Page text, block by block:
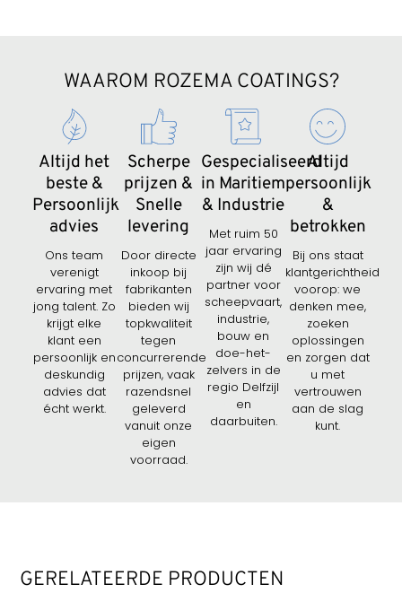
WAAROM ROZEMA COATINGS?
Altijd het
beste &
Persoonlijk
advies
Ons team
verenigt
ervaring met
jong talent. Zo
krijgt elke
klant een
persoonlijk en
deskundig
advies dat
écht werkt.
Scherpe
prijzen &
Snelle
levering
Door directe
inkoop bij
fabrikanten
bieden wij
topkwaliteit
tegen
concurrerende
prijzen, vaak
razendsnel
geleverd
vanuit onze
eigen
voorraad.
Gespecialiseerd
in Maritiem
& Industrie
Met ruim 50
jaar ervaring
zijn wij dé
partner voor
scheepvaart,
industrie,
bouw en
doe-het-
zelvers in de
regio Delfzijl
en
daarbuiten.
Altijd
persoonlijk
&
betrokken
Bij ons staat
klantgerichtheid
voorop: we
denken mee,
zoeken
oplossingen
en zorgen dat
u met
vertrouwen
aan de slag
kunt.
GERELATEERDE PRODUCTEN